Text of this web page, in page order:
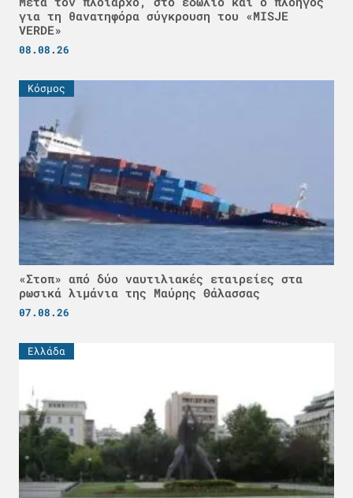
για τη θανατηφόρα σύγκρουση του «MISJE
VERDE»
08.08.26
Κόσμος
«Στοπ» από δύο ναυτιλιακές εταιρείες στα
ρωσικά λιμάνια της Μαύρης Θάλασσας
07.08.26
Ελλάδα